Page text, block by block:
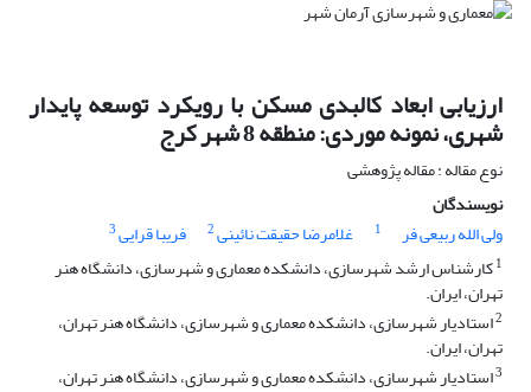
ارزیابی ابعاد کالبدی مسکن با رویکرد توسعه پایدار
شهری، نمونه موردی: منطقه 8 شهر کرج
نوع مقاله : مقاله پژوهشی
نویسندگان
ولی الله ربیعی فر
1 غلامرضا حقیقت نائینی2 فریبا قرایی3
1کارشناس ارشد شهرسازی، دانشکده معماری و شهرسازی، دانشگاه هنر
تهران، ایران.
2استادیار شهرسازی، دانشکده معماری و شهرسازی، دانشگاه هنر تهران،
تهران، ایران.
3استادیار شهرسازی، دانشکده معماری و شهرسازی، دانشگاه هنر تهران،